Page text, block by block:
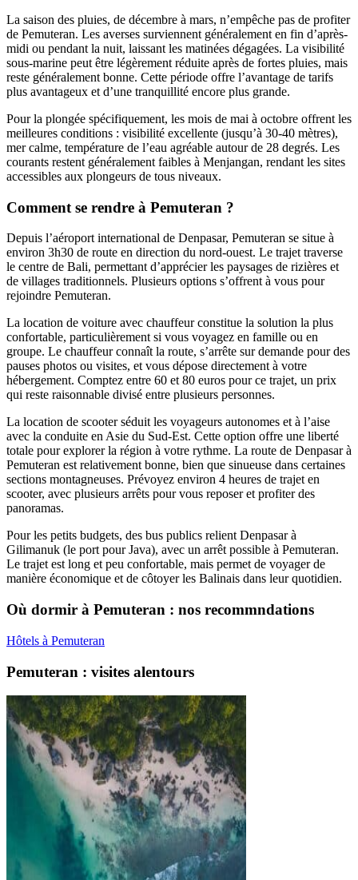
La saison des pluies, de décembre à mars, n’empêche pas de profiter
de Pemuteran. Les averses surviennent généralement en fin d’après-
midi ou pendant la nuit, laissant les matinées dégagées. La visibilité
sous-marine peut être légèrement réduite après de fortes pluies, mais
reste généralement bonne. Cette période offre l’avantage de tarifs
plus avantageux et d’une tranquillité encore plus grande.
Pour la plongée spécifiquement, les mois de mai à octobre offrent les
meilleures conditions : visibilité excellente (jusqu’à 30-40 mètres),
mer calme, température de l’eau agréable autour de 28 degrés. Les
courants restent généralement faibles à Menjangan, rendant les sites
accessibles aux plongeurs de tous niveaux.
Comment se rendre à Pemuteran ?
Depuis l’aéroport international de Denpasar, Pemuteran se situe à
environ 3h30 de route en direction du nord-ouest. Le trajet traverse
le centre de Bali, permettant d’apprécier les paysages de rizières et
de villages traditionnels. Plusieurs options s’offrent à vous pour
rejoindre Pemuteran.
La location de voiture avec chauffeur constitue la solution la plus
confortable, particulièrement si vous voyagez en famille ou en
groupe. Le chauffeur connaît la route, s’arrête sur demande pour des
pauses photos ou visites, et vous dépose directement à votre
hébergement. Comptez entre 60 et 80 euros pour ce trajet, un prix
qui reste raisonnable divisé entre plusieurs personnes.
La location de scooter séduit les voyageurs autonomes et à l’aise
avec la conduite en Asie du Sud-Est. Cette option offre une liberté
totale pour explorer la région à votre rythme. La route de Denpasar à
Pemuteran est relativement bonne, bien que sinueuse dans certaines
sections montagneuses. Prévoyez environ 4 heures de trajet en
scooter, avec plusieurs arrêts pour vous reposer et profiter des
panoramas.
Pour les petits budgets, des bus publics relient Denpasar à
Gilimanuk (le port pour Java), avec un arrêt possible à Pemuteran.
Le trajet est long et peu confortable, mais permet de voyager de
manière économique et de côtoyer les Balinais dans leur quotidien.
Où dormir à Pemuteran : nos recommndations
Hôtels à Pemuteran
Pemuteran : visites alentours